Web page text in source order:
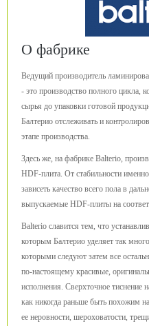
О фабрике
Ведущий производитель
- это производство полного цикла,
сырья до упаковки готовой
Балтерио отслеживать и
этапе производства.
Здесь же, на фабрике Balterio,
HDF-плита. От стабильности
зависеть качество всего пола в
выпускаемые HDF-плиты на
Balterio славится тем, что
которым Балтерио уделяет так
которыми следуют затем все
по-настоящему красивые,
исполнения. Сверхточное тиснение
как никогда раньше быть похожим
ее неровности, шероховатости,